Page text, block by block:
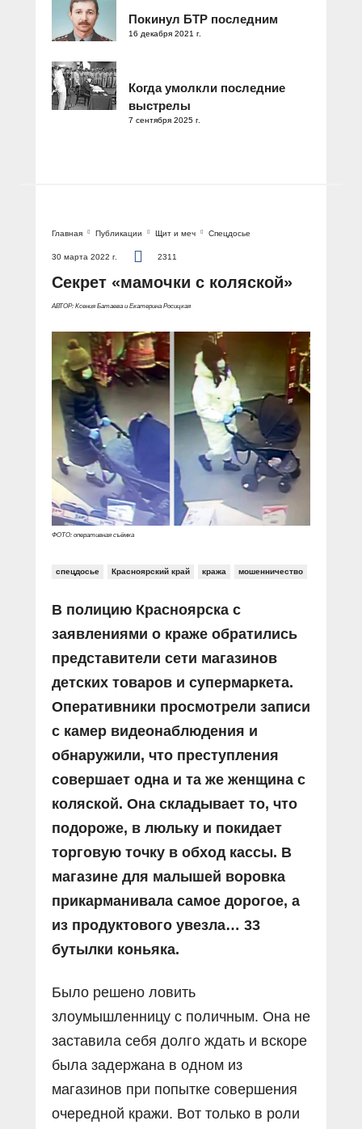
Покинул БТР последним
16 декабря 2021 г.
Когда умолкли последние
выстрелы
7 сентября 2025 г.
Главная Публикации Щит и меч Спецдосье
30 марта 2022 г. 2311
Секрет «мамочки с коляской»
АВТОР: Ксения Батаева и Екатерина Росицкая
ФОТО: оперативная съёмка
спецдосье Красноярский край кража мошенничество
В полицию Красноярска с
заявлениями о краже обратились
представители сети магазинов
детских товаров и супермаркета.
Оперативники просмотрели записи
с камер видеонаблюдения и
обнаружили, что преступления
совершает одна и та же женщина с
коляской. Она складывает то, что
подороже, в люльку и покидает
торговую точку в обход кассы. В
магазине для малышей воровка
прикарманивала самое дорогое, а
из продуктового увезла… 33
бутылки коньяка.
Было решено ловить
злоумышленницу с поличным. Она не
заставила себя долго ждать и вскоре
была задержана в одном из
магазинов при попытке совершения
очередной кражи. Вот только в роли